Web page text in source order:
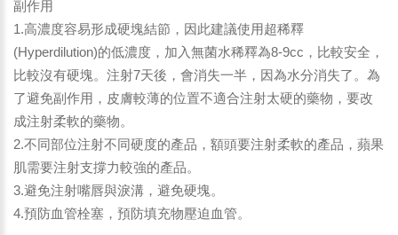
副作用
1.高濃度容易形成硬塊結節，因此建議使用超稀釋
(Hyperdilution)的低濃度，加入無菌水稀釋為8-9cc，比較安全，
比較沒有硬塊。注射7天後，會消失一半，因為水分消失了。為
了避免副作用，皮膚較薄的位置不適合注射太硬的藥物，要改
成注射柔軟的藥物。
2.不同部位注射不同硬度的產品，額頭要注射柔軟的產品，蘋果
肌需要注射支撐力較強的產品。
3.避免注射嘴唇與淚溝，避免硬塊。
4.預防血管栓塞，預防填充物壓迫血管。